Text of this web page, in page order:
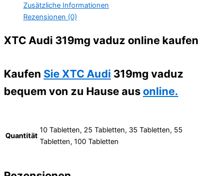
Zusätzliche Informationen
Rezensionen (0)
XTC Audi 319mg vaduz online kaufen
Kaufen Sie XTC Audi 319mg vaduz
bequem von zu Hause ausonline.
Quantität
10 Tabletten, 25 Tabletten, 35 Tabletten, 55
Tabletten, 100 Tabletten